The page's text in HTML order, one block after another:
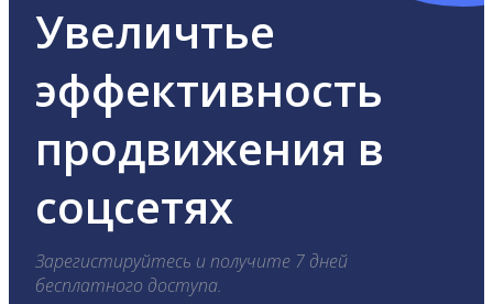
Увеличтье
эффективность
продвижения в
соцсетях
Зарегистируйтесь и получите 7 дней
бесплатного доступа.